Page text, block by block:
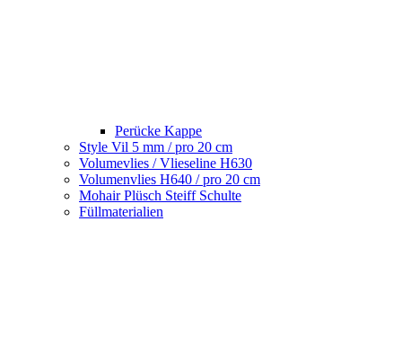
Perücke Kappe
Style Vil 5 mm / pro 20 cm
Volumevlies / Vlieseline H630
Volumenvlies H640 / pro 20 cm
Mohair Plüsch Steiff Schulte
Füllmaterialien